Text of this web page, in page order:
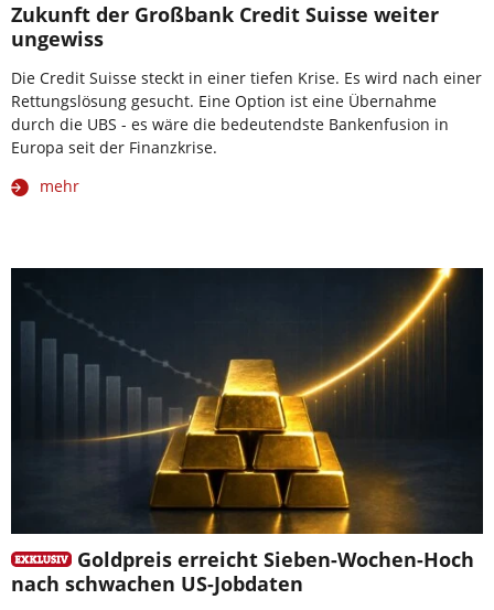
Zukunft der Großbank Credit Suisse weiter
ungewiss
Die Credit Suisse steckt in einer tiefen Krise. Es wird nach einer
Rettungslösung gesucht. Eine Option ist eine Übernahme
durch die UBS - es wäre die bedeutendste Bankenfusion in
Europa seit der Finanzkrise.
mehr
Goldpreis erreicht Sieben-Wochen-Hoch
nach schwachen US-Jobdaten